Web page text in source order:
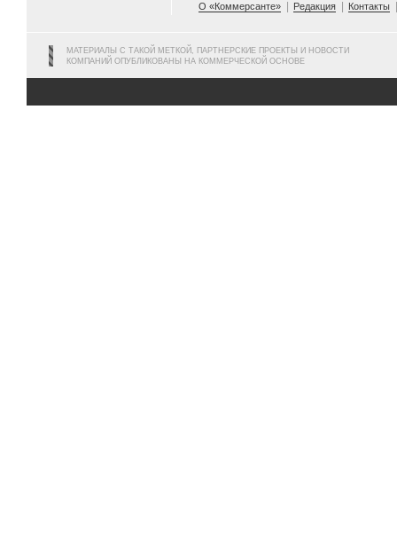
О «Коммерсанте»
Редакция Контакты
МАТЕРИАЛЫ С ТАКОЙ МЕТКОЙ, ПАРТНЕРСКИЕ ПРОЕКТЫ И НОВОСТИ
КОМПАНИЙ ОПУБЛИКОВАНЫ НА КОММЕРЧЕСКОЙ ОСНОВЕ